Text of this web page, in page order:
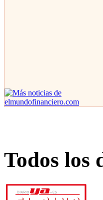
Todos los